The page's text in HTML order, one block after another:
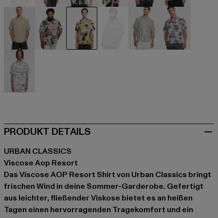
beige schwarzschwarz schwarzschwarz
khaki
PRODUKT DETAILS
URBAN CLASSICS
Viscose Aop Resort
Das Viscose AOP Resort Shirt von Urban Classics bringt
frischen Wind in deine Sommer-Garderobe. Gefertigt
aus leichter, fließender Viskose bietet es an heißen
Tagen einen hervorragenden Tragekomfort und ein